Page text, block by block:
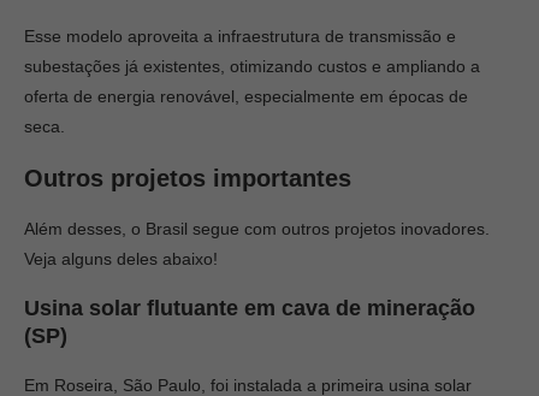
Esse modelo aproveita a infraestrutura de transmissão e
subestações já existentes, otimizando custos e ampliando a
oferta de energia renovável, especialmente em épocas de
seca.
Outros projetos importantes
Além desses, o Brasil segue com outros projetos inovadores.
Veja alguns deles abaixo!
Usina solar flutuante em cava de mineração
(SP)
Em Roseira, São Paulo, foi instalada a primeira usina solar